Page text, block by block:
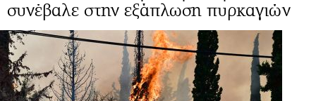
συνέβαλε στην εξάπλωση πυρκαγιών